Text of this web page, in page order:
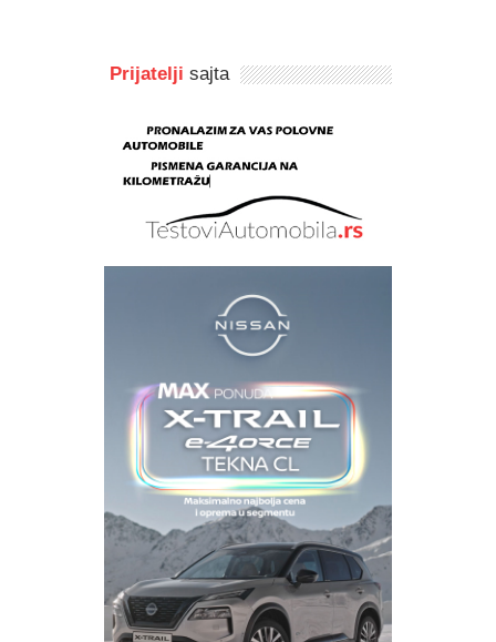
Prijatelji sajta